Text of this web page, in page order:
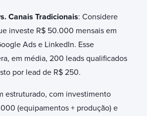
Canais Tradicionais: Considere
investe R$ 50.000 mensais em
Ads e LinkedIn. Esse
em média, 200 leads qualificados
por lead de R$ 250.
estruturado, com investimento
(equipamentos + produção) e